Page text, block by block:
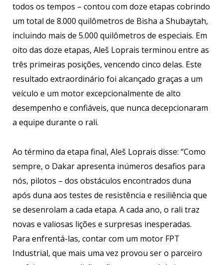
todos os tempos – contou com doze etapas cobrindo
um total de 8.000 quilômetros de Bisha a Shubaytah,
incluindo mais de 5.000 quilômetros de especiais. Em
oito das doze etapas, Aleš Loprais terminou entre as
três primeiras posições, vencendo cinco delas. Este
resultado extraordinário foi alcançado graças a um
veículo e um motor excepcionalmente de alto
desempenho e confiáveis, que nunca decepcionaram
a equipe durante o rali.
Ao término da etapa final, Aleš Loprais disse: “Como
sempre, o Dakar apresenta inúmeros desafios para
nós, pilotos – dos obstáculos encontrados duna
após duna aos testes de resistência e resiliência que
se desenrolam a cada etapa. A cada ano, o rali traz
novas e valiosas lições e surpresas inesperadas.
Para enfrentá-las, contar com um motor FPT
Industrial, que mais uma vez provou ser o parceiro